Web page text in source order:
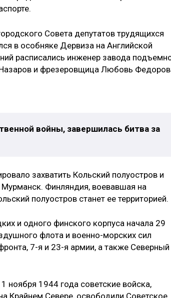
Совета депутатов трудящихся
в особняке Дервиза на Английской
расписались инженер завода
и фрезеровщица Любовь
войны, завершилась битва за
захватить Кольский полуостров и
Финляндия, воевавшая на
полуостров станет ее территорией.
и одного финского корпуса начала 29
флота и военно-морских сил
7-я и 23-я армии, а также Северный
ноября 1944 года советские войска,
Крайнем Севере, освободили Советское